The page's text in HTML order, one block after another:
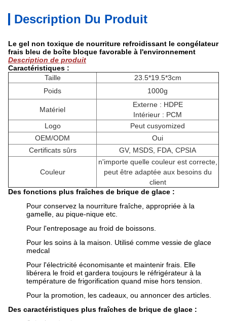
Description Du Produit
Le gel non toxique de nourriture refroidissant le congélateur
frais bleu de boîte bloque favorable à l'environnement
Description de produit
Caractéristiques :
Taille
23.5*19.5*3cm
Poids
1000g
Matériel
Externe : HDPE
Intérieur : PCM
Logo
Peut cusyomized
OEM/ODM
Oui
Certificats sûrs
GV, MSDS, FDA, CPSIA
Couleur
n'importe quelle couleur est correcte,
peut être adaptée aux besoins du
client
Des fonctions plus fraîches de brique de glace :
Pour conservez la nourriture fraîche, appropriée à la
gamelle, au pique-nique etc.
Pour l'entreposage au froid de boissons.
Pour les soins à la maison. Utilisé comme vessie de glace
medcal
Pour l'électricité économisante et maintenir frais. Elle
libérera le froid et gardera toujours le réfrigérateur à la
température de frigorification quand mise hors tension.
Pour la promotion, les cadeaux, ou annoncer des articles.
Des caractéristiques plus fraîches de brique de glace :